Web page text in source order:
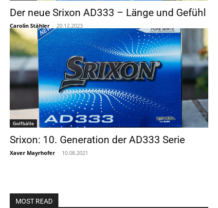
Der neue Srixon AD333 – Länge und Gefühl
Carolin Stähler - 20.12.2023
Golfbälle
Srixon: 10. Generation der AD333 Serie
Xaver Mayrhofer - 10.08.2021
MOST READ